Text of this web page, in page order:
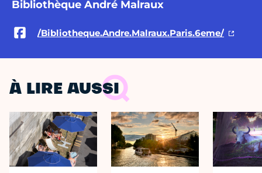
Bibliothèque André Malraux
/Bibliotheque.Andre.Malraux.Paris.6eme/
À LIRE AUSSI